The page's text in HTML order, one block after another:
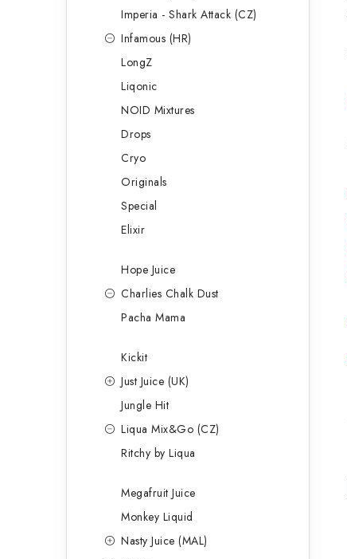
Imperia - Shark Attack (CZ)
Infamous (HR)
LongZ
Liqonic
NOID Mixtures
Drops
Cryo
Originals
Special
Elixir
Hope Juice
Charlies Chalk Dust
Pacha Mama
Kickit
Just Juice (UK)
Jungle Hit
Liqua Mix&Go (CZ)
Ritchy by Liqua
Megafruit Juice
Monkey Liquid
Nasty Juice (MAL)